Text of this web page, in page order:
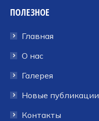
открывается
новом
окне
открывается
новом
окне
открывается
новом
ПОЛЕЗНОЕ
Главная
О нас
Галерея
Новые публикации
Контакты